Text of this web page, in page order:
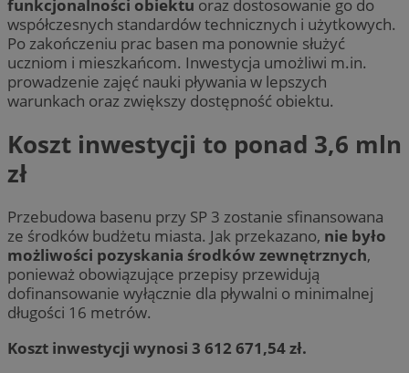
funkcjonalności obiektu oraz dostosowanie go do
współczesnych standardów technicznych i użytkowych.
Po zakończeniu prac basen ma ponownie służyć
uczniom i mieszkańcom. Inwestycja umożliwi m.in.
prowadzenie zajęć nauki pływania w lepszych
warunkach oraz zwiększy dostępność obiektu.
Koszt inwestycji to ponad 3,6 mln
zł
Przebudowa basenu przy SP 3 zostanie sfinansowana
ze środków budżetu miasta. Jak przekazano, nie było
możliwości pozyskania środków zewnętrznych,
ponieważ obowiązujące przepisy przewidują
dofinansowanie wyłącznie dla pływalni o minimalnej
długości 16 metrów.
Koszt inwestycji wynosi 3 612 671,54 zł.